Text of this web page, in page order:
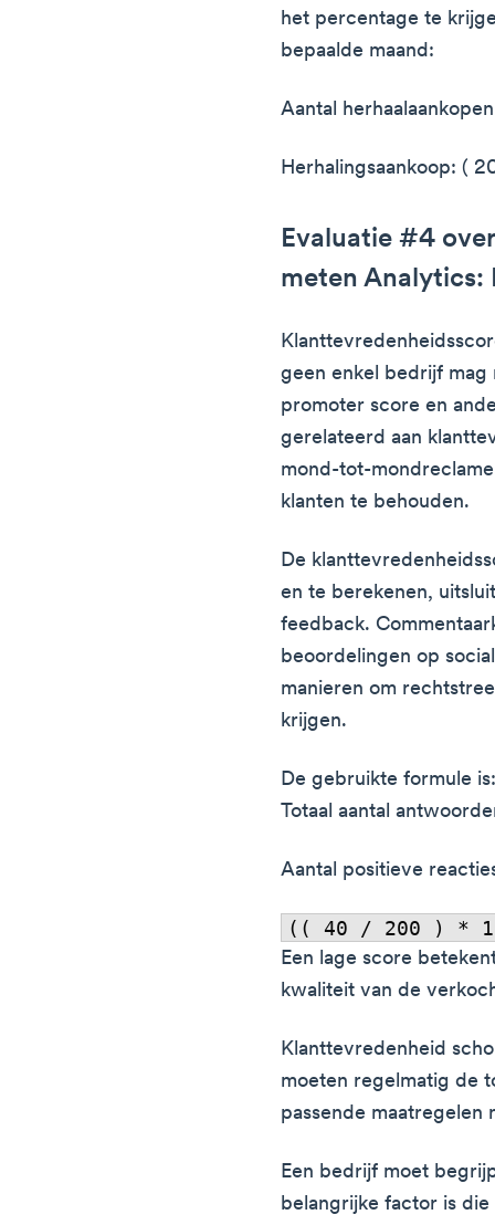
het percentage te
bepaalde maand:
Aantal
Herhalingsaankoop: (
Evaluatie #4
meten Analytics:
geen enkel bedrijf
promoter score en
gerelateerd aan
mond-tot-
klanten te behouden.
De
en te berekenen,
feedback.
beoordelingen op
manieren om
krijgen.
De gebruikte formule
Totaal aantal
Aantal positieve
Een lage score
kwaliteit van de
Klanttevredenheid
moeten regelmatig de
passende maatregelen
Een bedrijf moet
belangrijke factor is